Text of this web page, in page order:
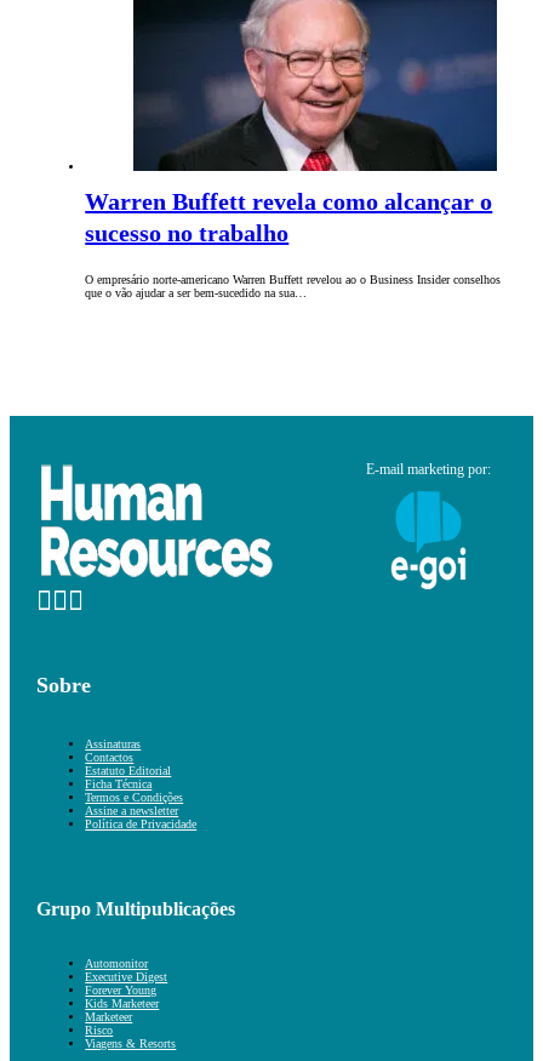
Warren Buffett revela como alcançar o
sucesso no trabalho
O empresário norte-americano Warren Buffett revelou ao o Business Insider conselhos
que o vão ajudar a ser bem-sucedido na sua…
E-mail marketing por:
Sobre
Assinaturas
Contactos
Estatuto Editorial
Ficha Técnica
Termos e Condições
Assine a newsletter
Política de Privacidade
Grupo Multipublicações
Automonitor
Executive Digest
Forever Young
Kids Marketeer
Marketeer
Risco
Viagens & Resorts